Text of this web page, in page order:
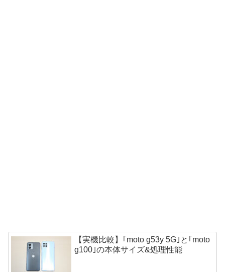
【実機比較】｢moto g53y 5G｣と｢moto
g100｣の本体サイズ&処理性能